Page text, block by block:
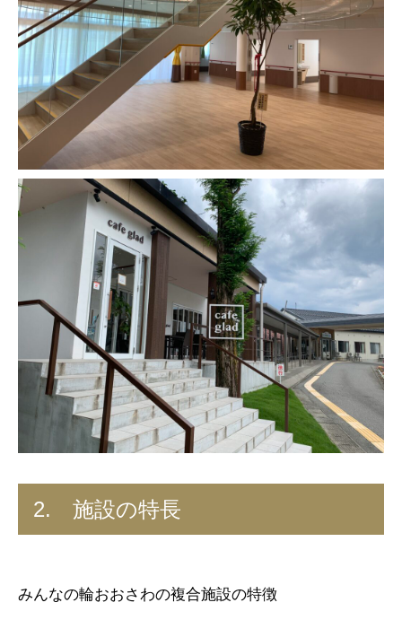
2. 施設の特長
みんなの輪おおさわの複合施設の特徴